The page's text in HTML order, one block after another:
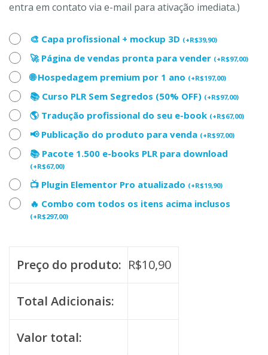
entra em contato via e-mail para ativação imediata.)
🎨 Capa profissional + mockup 3D (+R$39,90)
🚀 Página de vendas pronta para vender (+R$97,00)
🌐 Hospedagem premium por 1 ano (+R$197,00)
📚 Curso PLR Sem Segredos (50% OFF) (+R$97,00)
🌎 Tradução profissional do seu e-book (+R$67,00)
📢 Publicação do produto para venda (+R$97,00)
📚 Pacote 1.500 e-books PLR para download
(+R$67,00)
📺 Plugin Elementor Pro atualizado (+R$19,90)
🔥 Combo com todos os itens acima inclusos
(+R$297,00)
Preço do produto: R$10,90
Total Adicionais:
Valor total: